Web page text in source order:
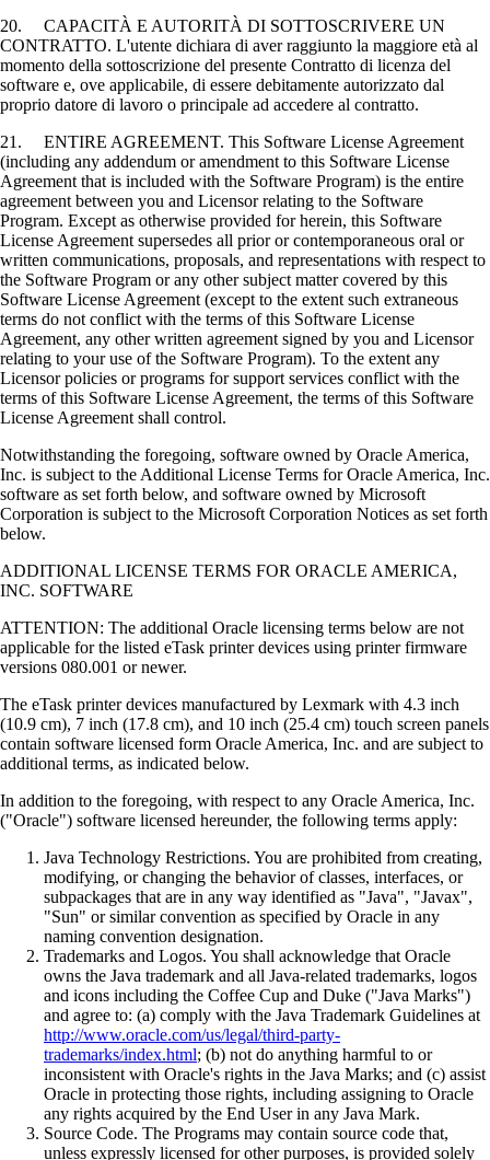
20. CAPACITÀ E AUTORITÀ DI SOTTOSCRIVERE UN
CONTRATTO. L'utente dichiara di aver raggiunto la maggiore età al
momento della sottoscrizione del presente Contratto di licenza del
software e, ove applicabile, di essere debitamente autorizzato dal
proprio datore di lavoro o principale ad accedere al contratto.
21. ENTIRE AGREEMENT. This Software License Agreement
(including any addendum or amendment to this Software License
Agreement that is included with the Software Program) is the entire
agreement between you and Licensor relating to the Software
Program. Except as otherwise provided for herein, this Software
License Agreement supersedes all prior or contemporaneous oral or
written communications, proposals, and representations with respect to
the Software Program or any other subject matter covered by this
Software License Agreement (except to the extent such extraneous
terms do not conflict with the terms of this Software License
Agreement, any other written agreement signed by you and Licensor
relating to your use of the Software Program). To the extent any
Licensor policies or programs for support services conflict with the
terms of this Software License Agreement, the terms of this Software
License Agreement shall control.
Notwithstanding the foregoing, software owned by Oracle America,
Inc. is subject to the Additional License Terms for Oracle America, Inc.
software as set forth below, and software owned by Microsoft
Corporation is subject to the Microsoft Corporation Notices as set forth
below.
ADDITIONAL LICENSE TERMS FOR ORACLE AMERICA,
INC. SOFTWARE
ATTENTION: The additional Oracle licensing terms below are not
applicable for the listed eTask printer devices using printer firmware
versions 080.001 or newer.
The eTask printer devices manufactured by Lexmark with 4.3 inch
(10.9 cm), 7 inch (17.8 cm), and 10 inch (25.4 cm) touch screen panels
contain software licensed form Oracle America, Inc. and are subject to
additional terms, as indicated below.
In addition to the foregoing, with respect to any Oracle America, Inc.
("Oracle") software licensed hereunder, the following terms apply:
Java Technology Restrictions. You are prohibited from creating,
modifying, or changing the behavior of classes, interfaces, or
subpackages that are in any way identified as "Java", "Javax",
"Sun" or similar convention as specified by Oracle in any
naming convention designation.
Trademarks and Logos. You shall acknowledge that Oracle
owns the Java trademark and all Java-related trademarks, logos
and icons including the Coffee Cup and Duke ("Java Marks")
and agree to: (a) comply with the Java Trademark Guidelines at
http://www.oracle.com/us/legal/third-party-
trademarks/index.html; (b) not do anything harmful to or
inconsistent with Oracle's rights in the Java Marks; and (c) assist
Oracle in protecting those rights, including assigning to Oracle
any rights acquired by the End User in any Java Mark.
Source Code. The Programs may contain source code that,
unless expressly licensed for other purposes, is provided solely